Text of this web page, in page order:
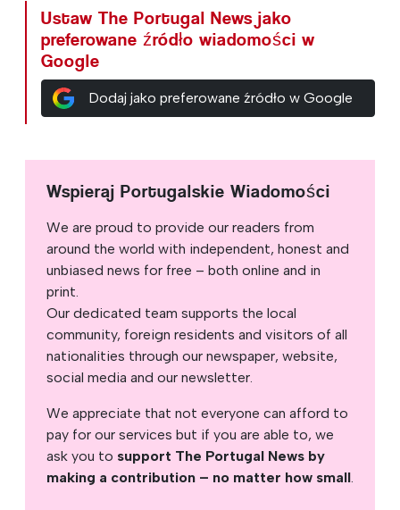
Ustaw The Portugal News jako
preferowane źródło wiadomości w
Google
Dodaj jako preferowane źródło w Google
Wspieraj Portugalskie Wiadomości
We are proud to provide our readers from
around the world with independent, honest and
unbiased news for free – both online and in
print.
Our dedicated team supports the local
community, foreign residents and visitors of all
nationalities through our newspaper, website,
social media and our newsletter.
We appreciate that not everyone can afford to
pay for our services but if you are able to, we
ask you to support The Portugal News by
making a contribution – no matter how small.